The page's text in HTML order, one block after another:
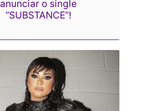
anunciar o single
“SUBSTANCE”!